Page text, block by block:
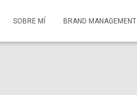
SOBRE MÍ BRAND MANAGEMENT